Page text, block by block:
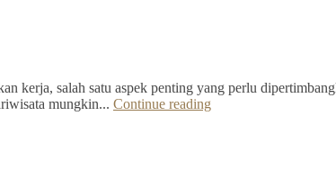
kerja, salah satu aspek penting yang perlu
mungkin... Continue reading